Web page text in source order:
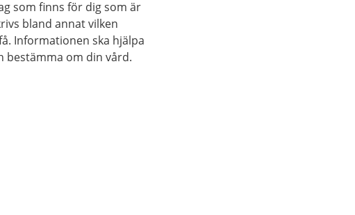
som finns för dig som är
bland annat vilken
Informationen ska hjälpa
bestämma om din vård.